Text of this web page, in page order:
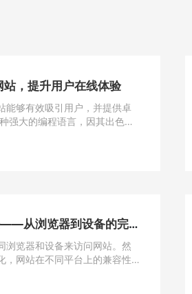
，提升用户在线体验
能够有效吸引用户，并提供卓
强大的编程语言，因其出色的
网站兼容性问题解决方法——从浏览器到设备的完美适配
浏览器和设备来访问网站。然
，网站在不同平台上的兼容性
要找到解决这些问题的方